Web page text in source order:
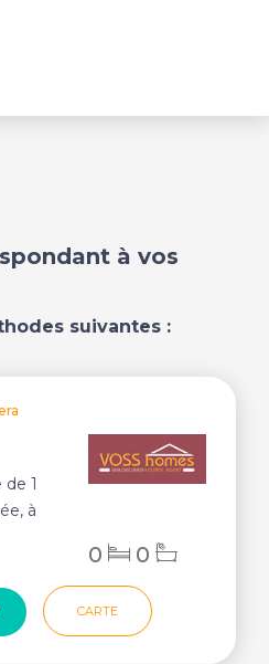
à vos
suivantes :
de 1
à
0 0
CARTE